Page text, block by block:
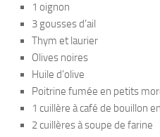
1 oignon
3 gousses d’ail
Thym et laurier
Olives noires
Huile d’olive
Poitrine fumée en petits
1 cuillère à café de bouillon
2 cuillères à soupe de farine